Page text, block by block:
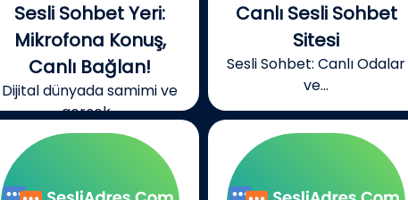
Sesli Sohbet Yeri:
Mikrofona Konuş,
Canlı Bağlan!
Dijital dünyada samimi ve
gerçek...
Canlı Sesli Sohbet
Sitesi
Sesli Sohbet: Canlı Odalar
ve...